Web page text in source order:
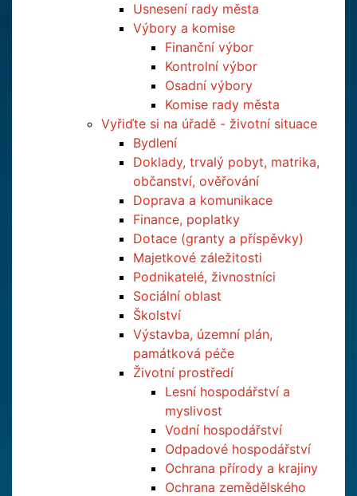
Usnesení rady města
Výbory a komise
Finanční výbor
Kontrolní výbor
Osadní výbory
Komise rady města
Vyřiďte si na úřadě - životní situace
Bydlení
Doklady, trvalý pobyt, matrika,
občanství, ověřování
Doprava a komunikace
Finance, poplatky
Dotace (granty a příspěvky)
Majetkové záležitosti
Podnikatelé, živnostníci
Sociální oblast
Školství
Výstavba, územní plán,
památková péče
Životní prostředí
Lesní hospodářství a
myslivost
Vodní hospodářství
Odpadové hospodářství
Ochrana přírody a krajiny
Ochrana zemědělského